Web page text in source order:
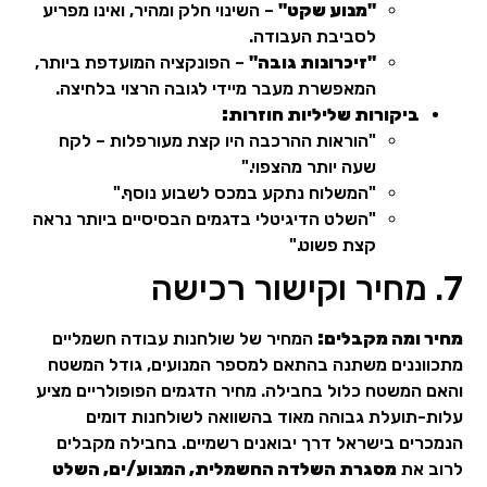
"מנוע שקט" – השינוי חלק ומהיר, ואינו מפריע
לסביבת העבודה.
"זיכרונות גובה" – הפונקציה המועדפת ביותר,
המאפשרת מעבר מיידי לגובה הרצוי בלחיצה.
ביקורות שליליות חוזרות:
"הוראות ההרכבה היו קצת מעורפלות – לקח
שעה יותר מהצפוי."
"המשלוח נתקע במכס לשבוע נוסף."
"השלט הדיגיטלי בדגמים הבסיסיים ביותר נראה
קצת פשוט."
7. מחיר וקישור רכישה
מחיר ומה מקבלים: המחיר של שולחנות עבודה חשמליים
מתכווננים משתנה בהתאם למספר המנועים, גודל המשטח
והאם המשטח כלול בחבילה. מחיר הדגמים הפופולריים מציע
עלות-תועלת גבוהה מאוד בהשוואה לשולחנות דומים
הנמכרים בישראל דרך יבואנים רשמיים. בחבילה מקבלים
לרוב את מסגרת השלדה החשמלית, המנוע/ים, השלט